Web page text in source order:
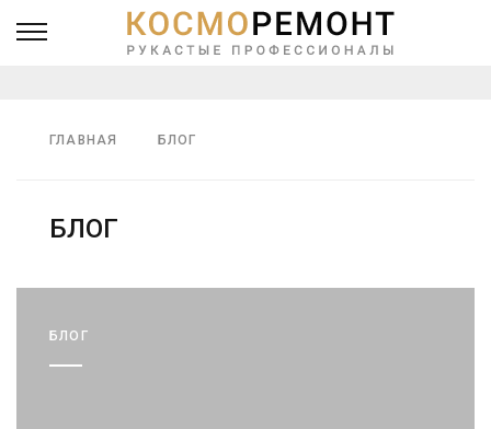
ГЛАВНАЯ БЛОГ
БЛОГ
БЛОГ